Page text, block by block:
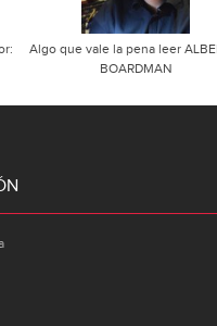
Algo que vale la pena leer
BOARDMAN